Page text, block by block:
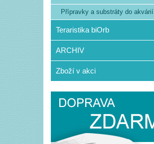
Přípravky a substráty do akvárií
Teraristika biOrb
ARCHIV
Zboží v akci